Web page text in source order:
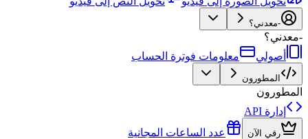
-معدني؟
-معدني؟
أصولي
معلومات فوترة الحساب
المطورون
المطورون
إدارة API
رقي الآن عدد الساعات المجانية